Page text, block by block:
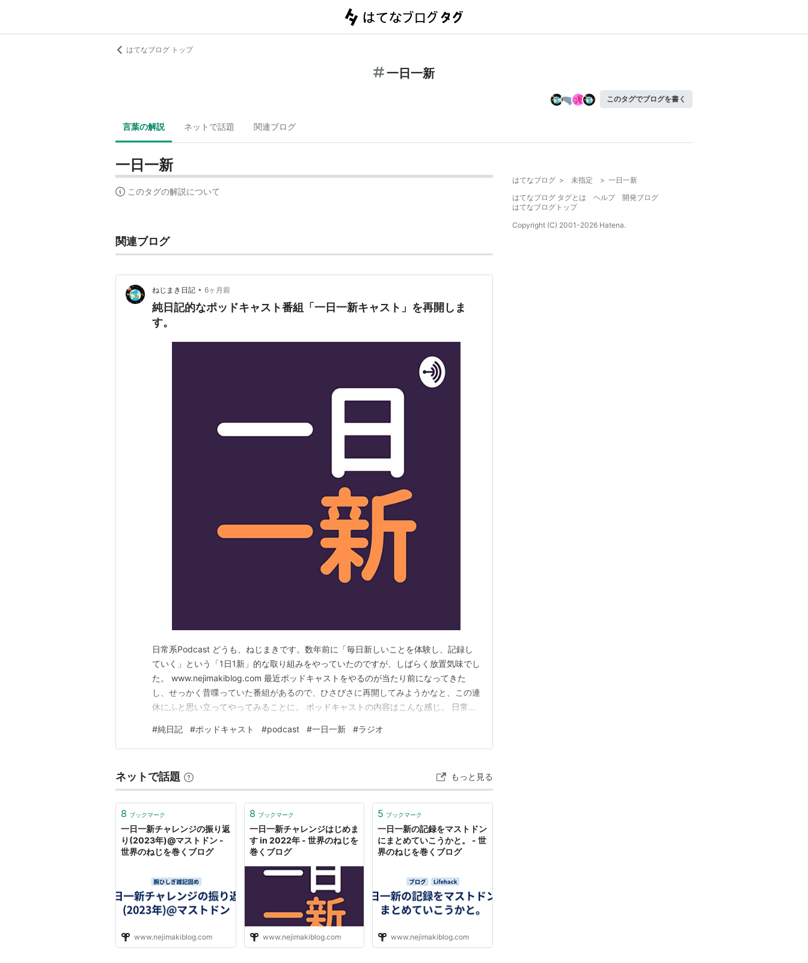
はてなブログ トップ
一日一新
このタグでブログを書く
言葉の解説 ネットで話題 関連ブログ
一日一新
このタグの解説について
関連ブログ
ねじまき日記 • 6ヶ月前
純日記的なポッドキャスト番組「一日一新キャスト」を再開しま
す。
日常系Podcast どうも、ねじまきです。数年前に「毎日新しいことを体験し、記録し
ていく」という「1日1新」的な取り組みをやっていたのですが、しばらく放置気味でし
た。 www.nejimakiblog.com 最近ポッドキャストをやるのが当たり前になってきた
し、せっかく昔喋っていた番組があるので、ひさびさに再開してみようかなと、この連
休にふと思い立ってやってみることに。 ポッドキャストの内容はこんな感じ。 日常生
話題、海外ニュースなど、ゲイが独自の視点で5分ほどの雑談をお届けします。 ポッド
キャストの方針として、な…
#純日記 #ポッドキャスト #podcast #一日一新 #ラジオ
ネットで話題 もっと見る
8 ブックマーク
一日一新チャレンジの振り返
り(2023年)@マストドン -
世界のねじを巻くブログ
www.nejimakiblog.com
8 ブックマーク
一日一新チャレンジはじめま
す in 2022年 - 世界のねじを
巻くブログ
www.nejimakiblog.com
5 ブックマーク
一日一新の記録をマストドン
にまとめていこうかと。 - 世
界のねじを巻くブログ
www.nejimakiblog.com
はてなブログ > 未指定 > 一日一新
はてなブログ タグとは
ヘルプ
開発ブログ
はてなブログトップ
Copyright (C) 2001-2026 Hatena.